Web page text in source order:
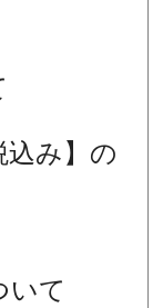
込み】の
いて